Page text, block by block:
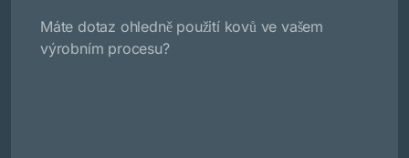
Máte dotaz ohledně použití kovů ve vašem
výrobním procesu?